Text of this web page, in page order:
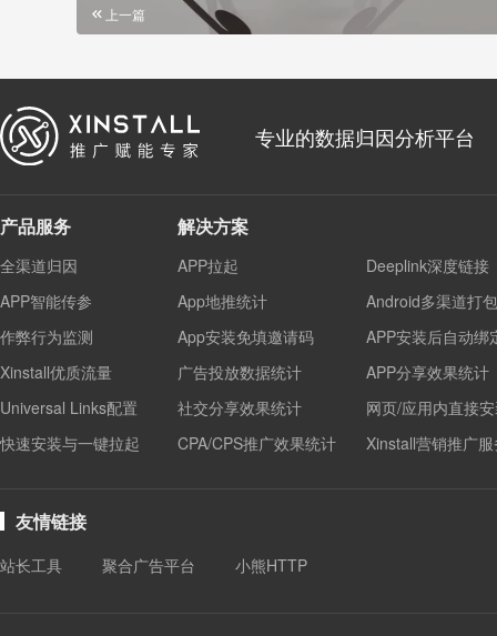
上一篇
专业的数据归因分析平台
产品服务
全渠道归因
APP智能传参
作弊行为监测
Xinstall优质流量
Universal Links配置
快速安装与一键拉起
解决方案
APP拉起
Deeplink深度链接
App地推统计
Android多渠道打包
App安装免填邀请码
APP安装后自动绑
广告投放数据统计
APP分享效果统计
社交分享效果统计
网页/应用内直接
CPA/CPS推广效果统计
Xinstall营销推广
友情链接
站长工具 聚合广告平台 小熊HTTP